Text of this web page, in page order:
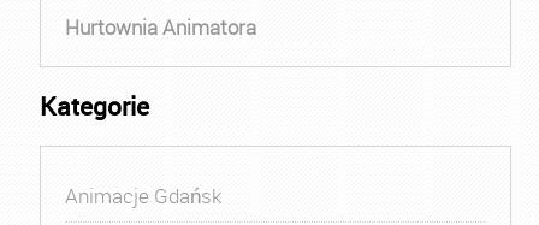
Hurtownia Animatora
Kategorie
Animacje Gdańsk